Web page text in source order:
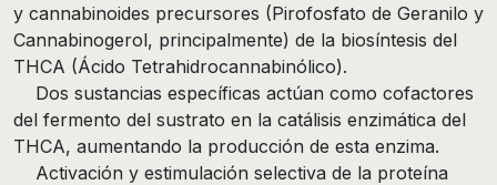
y cannabinoides precursores (Pirofosfato de Geranilo y
Cannabinogerol, principalmente) de la biosíntesis del
THCA (Ácido Tetrahidrocannabinólico).
Dos sustancias específicas actúan como cofactores
del fermento del sustrato en la catálisis enzimática del
THCA, aumentando la producción de esta enzima.
Activación y estimulación selectiva de la proteína